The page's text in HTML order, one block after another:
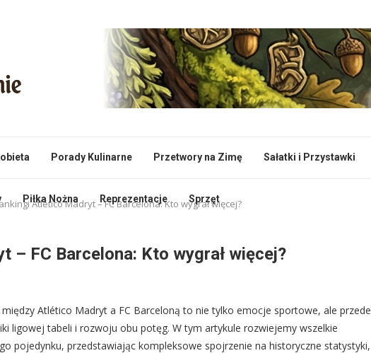
Porady Kulinarne Przetwory na Zimę Sałatki i Przystawki
Piłka Nożna Reprezentacje Sprzęt
Atlético Madryt – FC Barcelona: Kto wygrał więcej?
– FC Barcelona: Kto wygrał więcej?
Atlético Madryt a FC Barceloną to nie tylko emocje sportowe, ale przede
ligowej tabeli i rozwoju obu potęg. W tym artykule rozwiejemy wszelkie
pojedynku, przedstawiając kompleksowe spojrzenie na historyczne statystyki,